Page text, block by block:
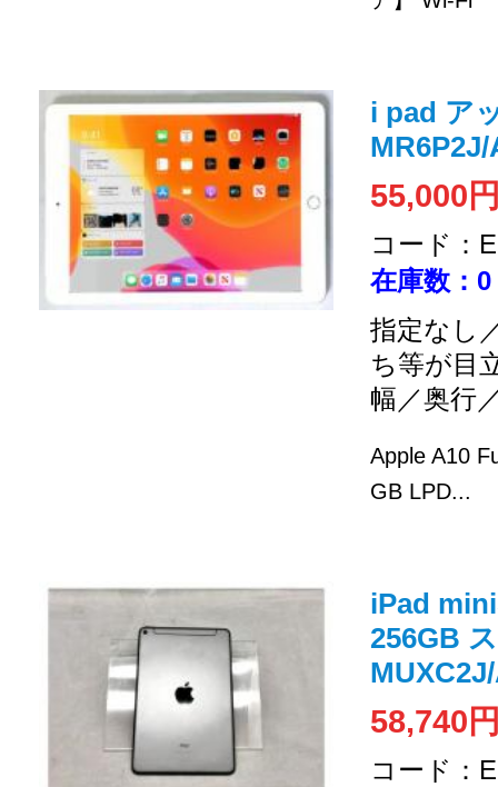
i pad ア
55,000
コード：
在庫数：0
指定なし
ち等が目
幅／奥行
Apple A10
GB LPD...
iPad
256GB
58,740
コード：